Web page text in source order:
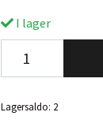
I lager
Lagersaldo: 2